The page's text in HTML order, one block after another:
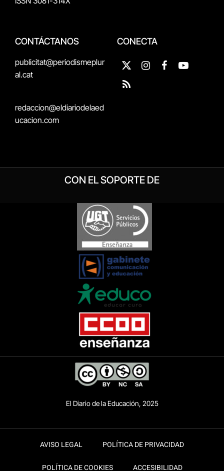
CONTÁCTANOS
publicitat@periodismeplur
al.cat
redaccion@eldiariodelaed
ucacion.com
CONECTA
X
(Twitter)
InstagramFacebookYouTube
RSS
CON EL SOPORTE DE
El Diario de la Educación, 2025
AVISO LEGAL POLÍTICA DE PRIVACIDAD
POLÍTICA DE COOKIES ACCESIBILIDAD